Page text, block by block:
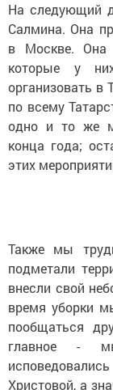
На следующий
Салмина. Она
в Москве. Она
которые у
организовать в
по всему
одно и то же
конца года;
этих
Также мы
подметали
внесли свой
время уборки
пообщаться
главное -
Христовой, а